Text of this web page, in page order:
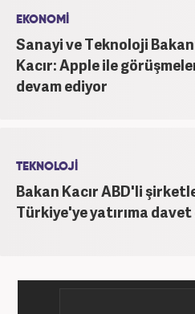
bir haber kanalında haber
Ardından Turkuvaz
görevinde bulundu.
Kanal 7 Medya Grubu’na
EKONOMİ
Sanayi ve Teknoloji
Kacır: Apple ile
devam ediyor
TEKNOLOJİ
Bakan Kacır ABD'li
Türkiye'ye yatırıma